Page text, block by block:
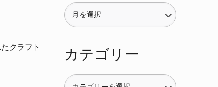
クラフト
カテゴリー
カ